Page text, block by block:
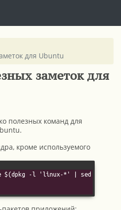
для Ubuntu
заметок для
полезных команд для
кроме используемого
$(dpkg -l 'linux-*' | sed '/